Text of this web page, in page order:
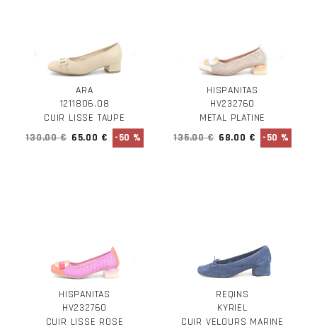
ARA
1211806.08
CUIR LISSE TAUPE
130.00 € 65.00 € -50 %
HISPANITAS
HV232760
METAL PLATINE
135.00 € 68.00 € -50 %
HISPANITAS
HV232760
CUIR LISSE ROSE
REQINS
KYRIEL
CUIR VELOURS MARINE